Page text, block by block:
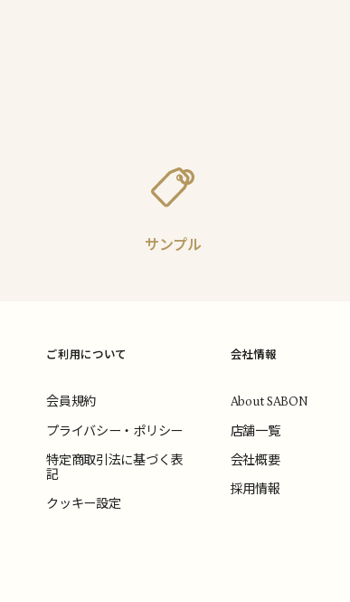
サンプル
ご利用について
会員規約
プライバシー・ポリシー
特定商取引法に基づく表
記
クッキー設定
会社情報
About SABON
店舗一覧
会社概要
採用情報